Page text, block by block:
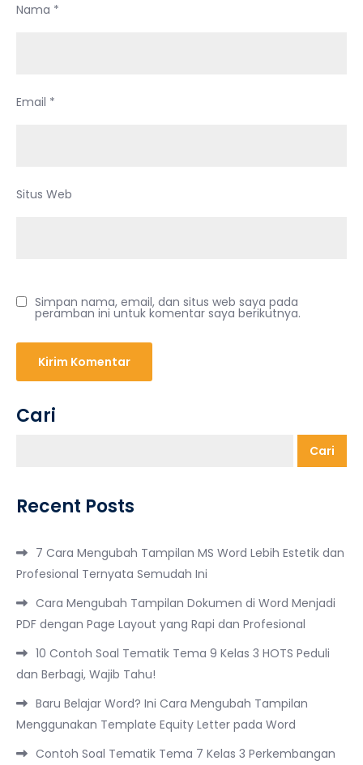
Nama *
Email *
Situs Web
Simpan nama, email, dan situs web saya pada
peramban ini untuk komentar saya berikutnya.
Cari
Cari
Recent Posts
7 Cara Mengubah Tampilan MS Word Lebih Estetik dan
Profesional Ternyata Semudah Ini
Cara Mengubah Tampilan Dokumen di Word Menjadi
PDF dengan Page Layout yang Rapi dan Profesional
10 Contoh Soal Tematik Tema 9 Kelas 3 HOTS Peduli
dan Berbagi, Wajib Tahu!
Baru Belajar Word? Ini Cara Mengubah Tampilan
Menggunakan Template Equity Letter pada Word
Contoh Soal Tematik Tema 7 Kelas 3 Perkembangan